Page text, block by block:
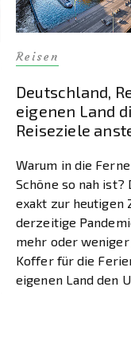
Reisen
Deutschland,
eigenen Land
Reiseziele
Warum in die
Schöne so nah ist?
exakt zur heutigen
derzeitige
mehr oder
Koffer für die
eigenen Land den